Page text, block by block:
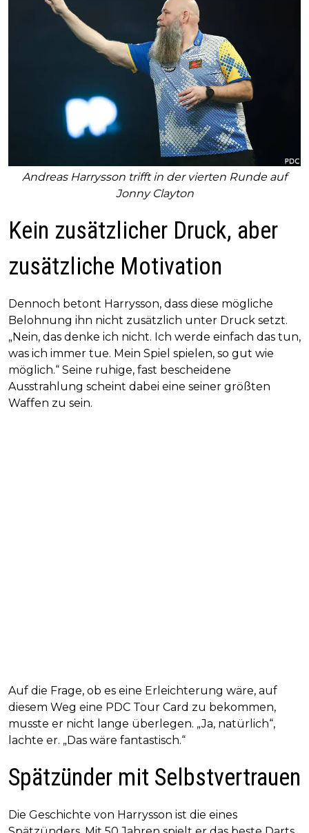
Andreas Harrysson trifft in der vierten Runde auf
Jonny Clayton
Kein zusätzlicher Druck, aber
zusätzliche Motivation
Dennoch betont Harrysson, dass diese mögliche
Belohnung ihn nicht zusätzlich unter Druck setzt.
„Nein, das denke ich nicht. Ich werde einfach das tun,
was ich immer tue. Mein Spiel spielen, so gut wie
möglich.“ Seine ruhige, fast bescheidene
Ausstrahlung scheint dabei eine seiner größten
Waffen zu sein.
Auf die Frage, ob es eine Erleichterung wäre, auf
diesem Weg eine PDC Tour Card zu bekommen,
musste er nicht lange überlegen. „Ja, natürlich“,
lachte er. „Das wäre fantastisch.“
Spätzünder mit Selbstvertrauen
Die Geschichte von Harrysson ist die eines